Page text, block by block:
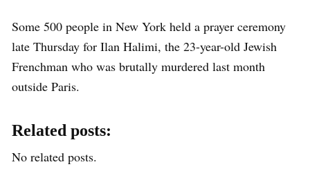
Some 500 people in New York held a prayer ceremony
late Thursday for Ilan Halimi, the 23-year-old Jewish
Frenchman who was brutally murdered last month
outside Paris.
Related posts:
No related posts.